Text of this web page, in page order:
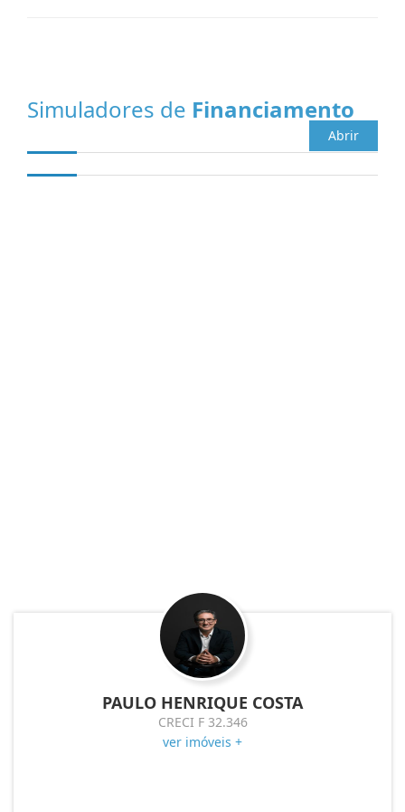
Simuladores de Financiamento
Abrir
PAULO HENRIQUE COSTA
CRECI F 32.346
ver imóveis +